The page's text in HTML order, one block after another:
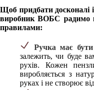
Щоб придбати досконалі
виробник ВОБС радимо
правилами:
Ручка має
залежить, чи буде
рухів. Кожен
виробляється з
руках і не створює